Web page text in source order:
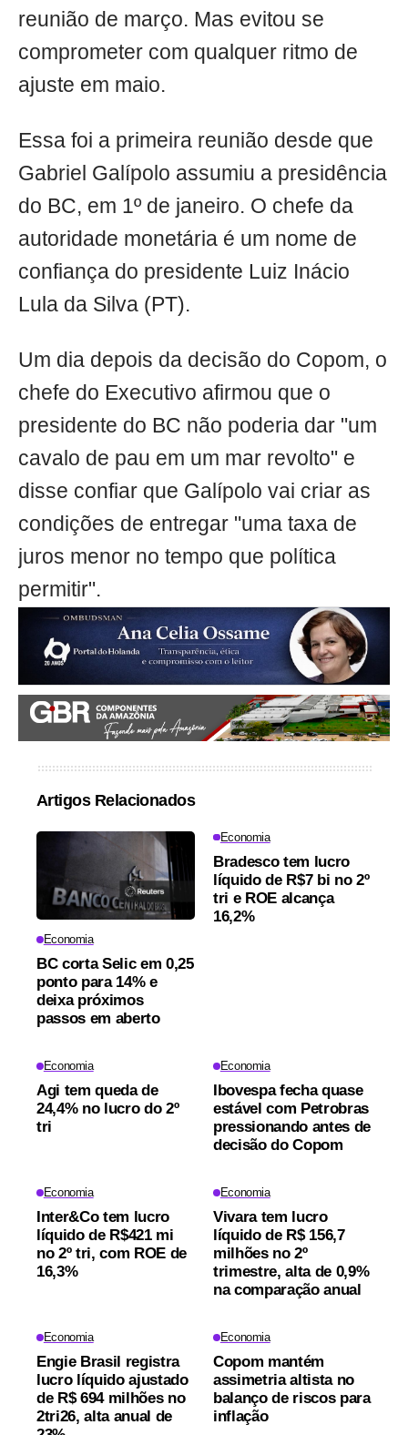
reunião de março. Mas evitou se
comprometer com qualquer ritmo de
ajuste em maio.
Essa foi a primeira reunião desde que
Gabriel Galípolo assumiu a presidência
do BC, em 1º de janeiro. O chefe da
autoridade monetária é um nome de
confiança do presidente Luiz Inácio
Lula da Silva (PT).
Um dia depois da decisão do Copom, o
chefe do Executivo afirmou que o
presidente do BC não poderia dar "um
cavalo de pau em um mar revolto" e
disse confiar que Galípolo vai criar as
condições de entregar "uma taxa de
juros menor no tempo que política
permitir".
Artigos Relacionados
Economia
BC corta Selic em 0,25
ponto para 14% e
deixa próximos
passos em aberto
Economia
Bradesco tem lucro
líquido de R$7 bi no 2º
tri e ROE alcança
16,2%
Economia
Agi tem queda de
24,4% no lucro do 2º
tri
Economia
Ibovespa fecha quase
estável com Petrobras
pressionando antes de
decisão do Copom
Economia
Inter&Co tem lucro
líquido de R$421 mi
no 2º tri, com ROE de
16,3%
Economia
Vivara tem lucro
líquido de R$ 156,7
milhões no 2º
trimestre, alta de 0,9%
na comparação anual
Economia
Engie Brasil registra
lucro líquido ajustado
de R$ 694 milhões no
2tri26, alta anual de
Economia
Copom mantém
assimetria altista no
balanço de riscos para
inflação